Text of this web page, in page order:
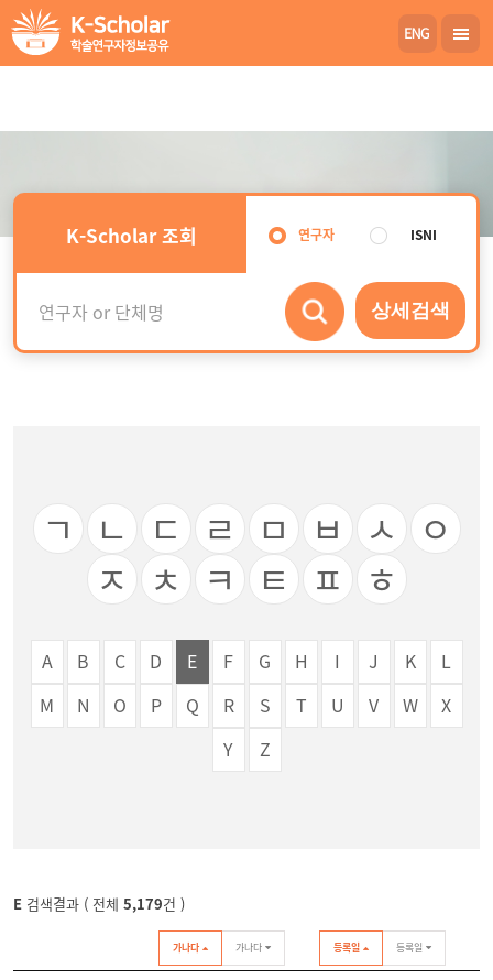
K-Scholar 조회 연구자 ISNI
상세검색
ㄱ ㄴ ㄷ ㄹ ㅁ ㅂ ㅅ
ㅇ
ㅈ ㅊ ㅋ ㅌ ㅍ ㅎ
A B C D E F G H I J K
L
M
N O P Q R S T U V W
X
Y
Z
E 검색결과 ( 전체 5,179건 )
등록일 등록일
가나다 가나다